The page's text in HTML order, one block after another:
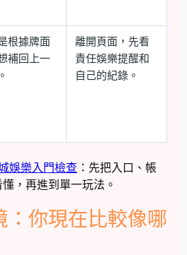
根據牌面
補回上一
離開頁面，先看
責任娛樂提醒和
自己的紀錄。
娛樂入門檢查 ：先把入口、帳
，再進到單一玩法。
：你現在比較像哪